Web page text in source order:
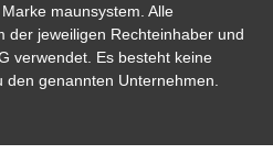
maunsystem. Alle
der jeweiligen Rechteinhaber und
verwendet. Es besteht keine
genannten Unternehmen.